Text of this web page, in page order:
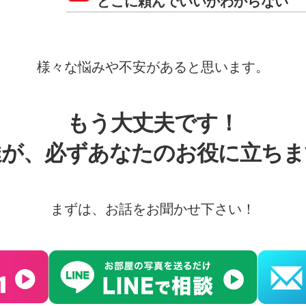
様々な悩みや不安があると思います。
もう大丈夫です！
、必ずあなたのお役に立ち
まずは、お話をお聞かせ下さい！